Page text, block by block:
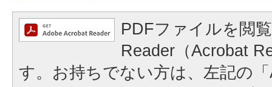
PDFファイルを閲
Reader（Acrobat
す。お持ちでない方は、左記の